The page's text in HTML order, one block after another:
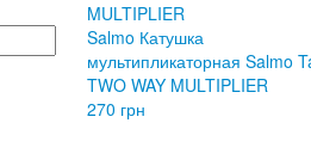
Salmo Катушка
мультипликаторная Salmo
TWO WAY MULTIPLIER
270 грн